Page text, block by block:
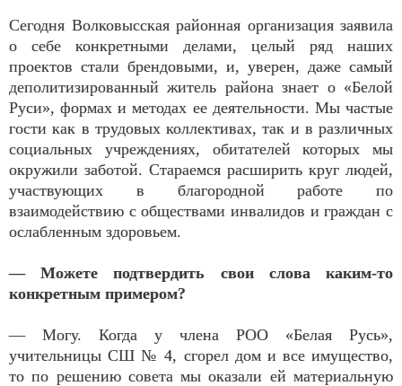
Сегодня Волковысская районная организация заявила
о себе конкретными делами, целый ряд наших
проектов стали брендовыми, и, уверен, даже самый
деполитизированный житель района знает о «Белой
Руси», формах и методах ее деятельности. Мы частые
гости как в трудовых коллективах, так и в различных
социальных учреждениях, обитателей которых мы
окружили заботой. Стараемся расширить круг людей,
участвующих в благородной работе по
взаимодействию с обществами инвалидов и граждан с
ослаб­ленным здоровьем.
— Можете подтвердить свои слова каким-то
конкретным примером?
— Могу. Когда у члена РОО «Белая Русь»,
учительницы СШ № 4, сгорел дом и все имущество,
то по решению совета мы оказали ей материальную